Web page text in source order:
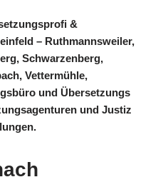
&
– Ruthmannsweiler,
Schwarzenberg,
Vettermühle,
und Übersetzungs
und Justiz